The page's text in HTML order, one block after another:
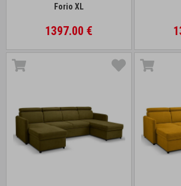
Forio XL
1397.00 €